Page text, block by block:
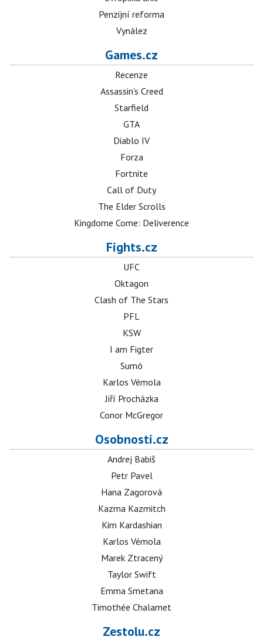
Penzijní reforma
Vynález
Games.cz
Recenze
Assassin's Creed
Starfield
GTA
Diablo IV
Forza
Fortnite
Call of Duty
The Elder Scrolls
Kingdome Come: Deliverence
Fights.cz
UFC
Oktagon
Clash of The Stars
PFL
KSW
I am Figter
Sumó
Karlos Vémola
Jiří Procházka
Conor McGregor
Osobnosti.cz
Andrej Babiš
Petr Pavel
Hana Zagorová
Kazma Kazmitch
Kim Kardashian
Karlos Vémola
Marek Ztracený
Taylor Swift
Emma Smetana
Timothée Chalamet
Zestolu.cz